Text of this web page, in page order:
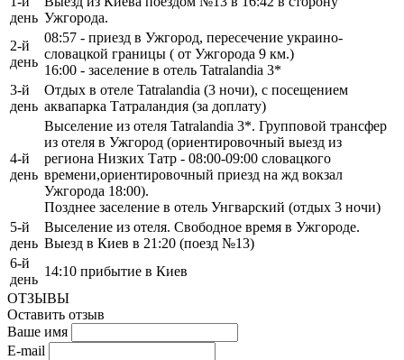
день Ужгорода.
2-й
день
08:57 - приезд в Ужгород, пересечение украино-
словацкой границы ( от Ужгорода 9 км.)
16:00 - заселение в отель Tatralandia 3*
3-й
день
Отдых в отеле Tatralandia (3 ночи), с посещением
аквапарка Татраландия (за доплату)
4-й
день
Выселение из отеля Tatralandia 3*. Групповой трансфер
из отеля в Ужгород (ориентировочный выезд из
региона Низких Татр - 08:00-09:00 словацкого
времени,ориентировочный приезд на жд вокзал
Ужгорода 18:00).
Позднее заселение в отель Унгварский (отдых 3 ночи)
5-й
день
Выселение из отеля. Свободное время в Ужгороде.
Выезд в Киев в 21:20 (поезд №13)
6-й
день
14:10 прибытие в Киев
ОТЗЫВЫ
Оставить отзыв
Ваше имя
E-mail